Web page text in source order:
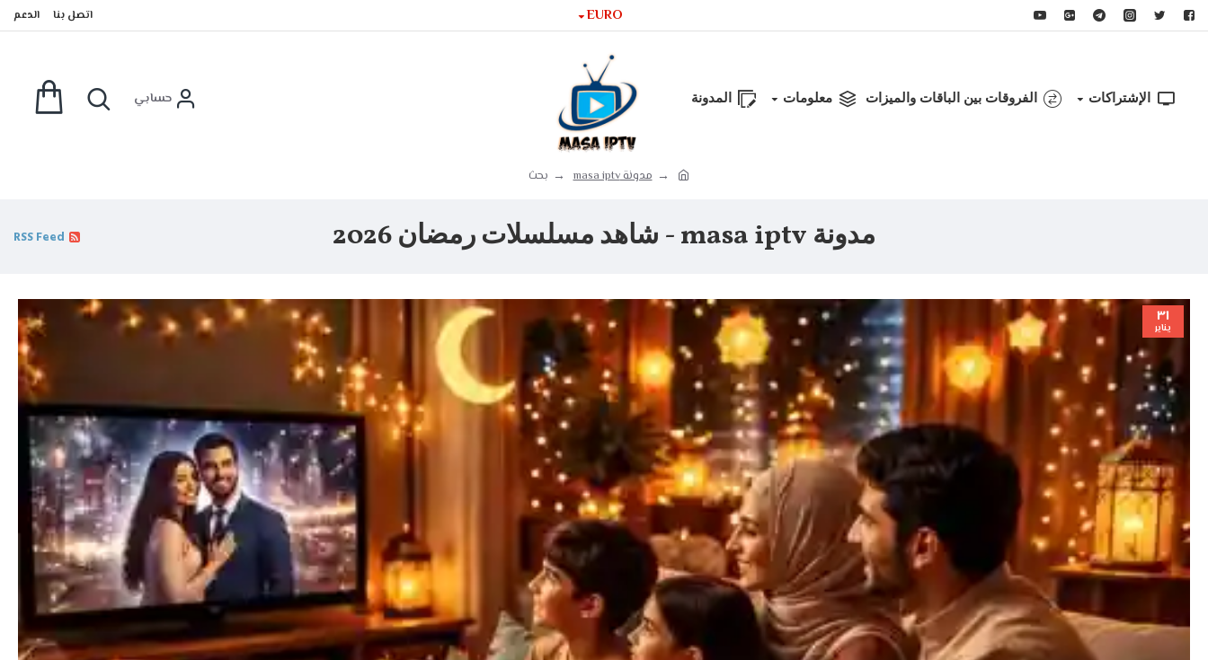
EURO اتصل بنا الدعم
الإشتراكات الفروقات بين الباقات والميزات معلومات المدونة حسابي
مدونة masa iptv بحث
مدونة masa iptv - شاهد مسلسلات رمضان 2026 RSS Feed
٣١
يناير